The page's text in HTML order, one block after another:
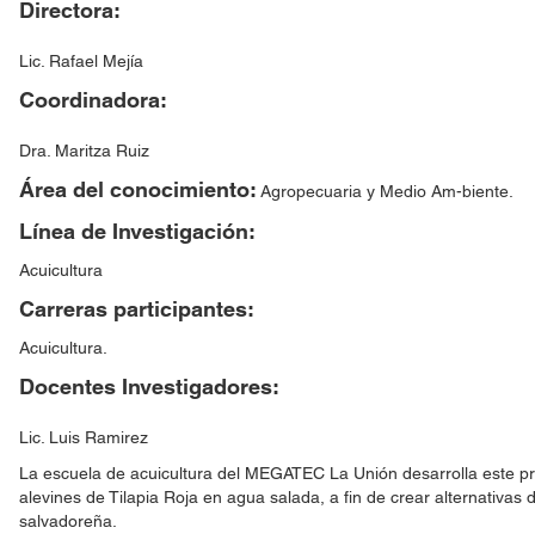
Directora:
Lic. Rafael Mejía
Coordinadora:
Dra. Maritza Ruiz
Área del conocimiento: Agropecuaria y Medio Am-biente.
Línea de Investigación:
Acuicultura
Carreras participantes:
Acuicultura.
Docentes Investigadores:
Lic. Luis Ramirez
La escuela de acuicultura del MEGATEC La Unión desarrolla este
alevines de Tilapia Roja en agua salada, a fin de crear
salvadoreña.